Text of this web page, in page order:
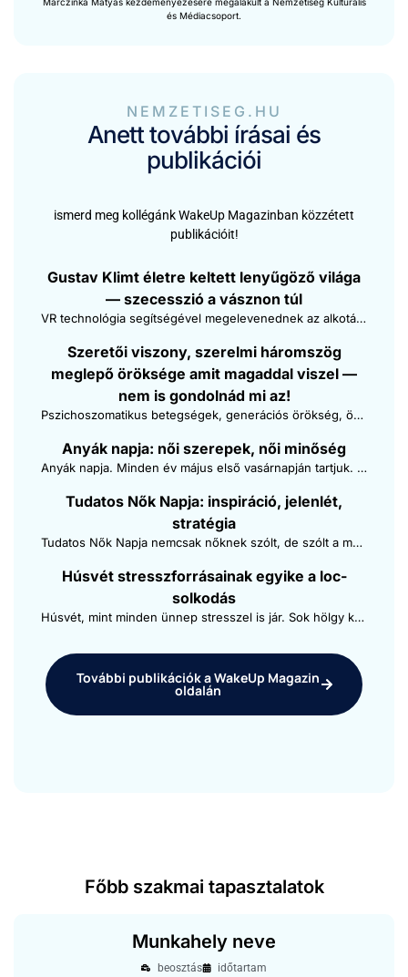
és Médi­ac­so­port.
NEMZETISEG.HU
Anett további írásai és
publikációi
ismerd meg kol­légánk Wake­Up Mag­a­z­in­ban köz­zétett
pub­liká­cióit!
Gus­tav Klimt éle­tre kel­tett lenyűgöző vilá­ga
— sze­cessz­ió a vásznon túl
VR tech­noló­gia segít­ségév­el megelevened­nek az alkotá­sok és mi magunk is részesévé válunk Gus­tav Klimt lenyűgöző világá­nak
Szeretői vis­zony, szerel­mi három­szög
meglepő örök­sége amit mag­a­d­dal viszel —
nem is gon­do­l­nád mi az!
Pszi­chos­zomatikus betegségek, gen­erá­ciós örök­ség, önmegkérdő­jelezés, bizal­mat­lanág — néhány azok közül ame­lyeket mag­a­d­dal viszel a szeretői kapc­so­lat végév­el
Anyák nap­ja: női szerepek, női minőség
Anyák nap­ja. Min­den év május első vasár­napján tartjuk. Hagy­ományosan. Valójában min­dan­ny­i­unk nap­ja ez: fér­fi­aké, nőké és gyer­mekeké.
Tudatos Nők Nap­ja: inspirá­ció, jelen­lét,
straté­gia
Tudatos Nők Nap­ja nem­c­sak nőknek szólt, de szólt a márkaépítés­ről, önis­meretről, a fér­fienergiák társsz­erepéről és nem utol­só­sor­ban a jelen­létről.
Húsvét stressz­for­rá­sainak egyike a loc­
solkodás
Húsvét, mint min­den ünnep stresszel is jár. Sok höl­gy körében egyik ilyen stressz­fak­tor a loc­solkodás. Énhatárok meghúzása újratöltve.
Továb­bi pub­liká­ciók a Wake­Up Mag­a­zin
oldalán
Főbb szakmai tapasztalatok
Munkahely neve
beosztás idő­tar­tam